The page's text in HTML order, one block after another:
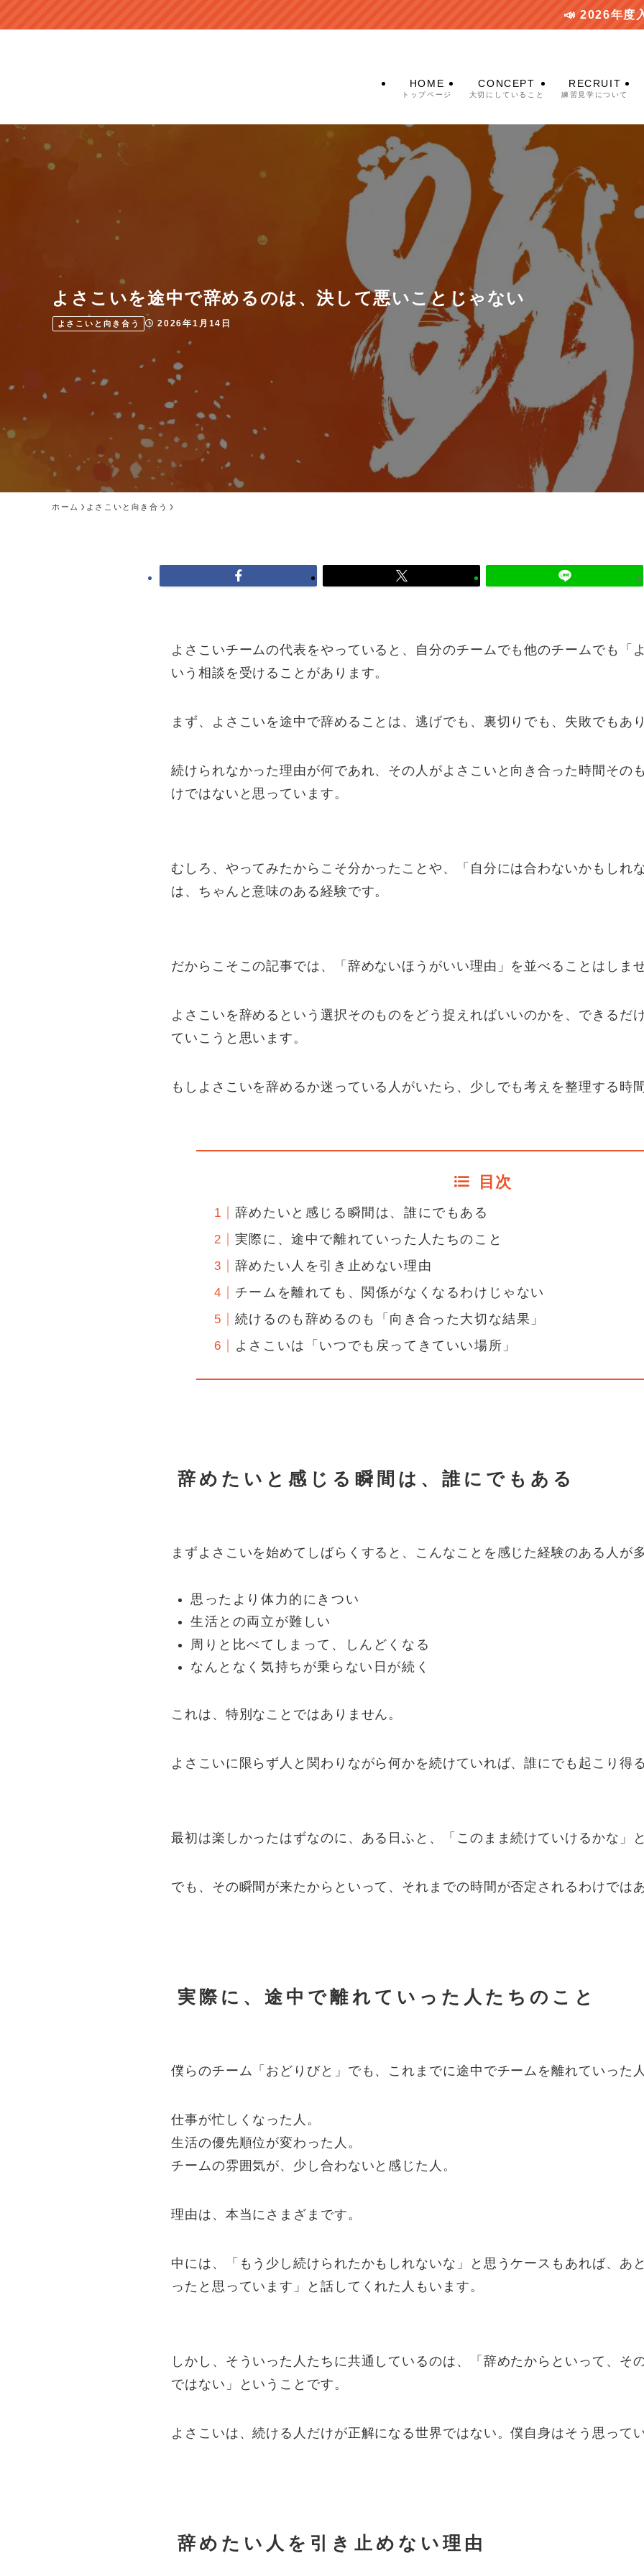
📣 2026年度入会説明会 募集
HOME
トップページ
CONCEPT
大切にしていること
RECRUIT
練習見学について
よさこいを途中で辞めるのは、決して悪いことじゃない
よさこいと向き合う 2026年1月14日
ホーム よさこいと向き合う
よさこいチームの代表をやっていると、自分のチームでも他のチームでも「
いう相談を受けることがあります。
まず、よさこいを途中で辞めることは、逃げでも、裏切りでも、失敗でもあり
続けられなかった理由が何であれ、その人がよさこいと向き合った時間その
けではないと思っています。
むしろ、やってみたからこそ分かったことや、「自分には合わないかもしれ
は、ちゃんと意味のある経験です。
だからこそこの記事では、「辞めないほうがいい理由」を並べることはしませ
よさこいを辞めるという選択そのものをどう捉えればいいのかを、できるだ
ていこうと思います。
もしよさこいを辞めるか迷っている人がいたら、少しでも考えを整理する時
目次
辞めたいと感じる瞬間は、誰にでもある
実際に、途中で離れていった人たちのこと
辞めたい人を引き止めない理由
チームを離れても、関係がなくなるわけじゃない
続けるのも辞めるのも「向き合った大切な結果」
よさこいは「いつでも戻ってきていい場所」
辞めたいと感じる瞬間は、誰にでもある
まずよさこいを始めてしばらくすると、こんなことを感じた経験のある人が
思ったより体力的にきつい
生活との両立が難しい
周りと比べてしまって、しんどくなる
なんとなく気持ちが乗らない日が続く
これは、特別なことではありません。
よさこいに限らず人と関わりながら何かを続けていれば、誰にでも起こり得
最初は楽しかったはずなのに、ある日ふと、「このまま続けていけるかな」
でも、その瞬間が来たからといって、それまでの時間が否定されるわけでは
実際に、途中で離れていった人たちのこと
僕らのチーム「おどりびと」でも、これまでに途中でチームを離れていった
仕事が忙しくなった人。
生活の優先順位が変わった人。
チームの雰囲気が、少し合わないと感じた人。
理由は、本当にさまざまです。
中には、「もう少し続けられたかもしれないな」と思うケースもあれば、あ
ったと思っています」と話してくれた人もいます。
しかし、そういった人たちに共通しているのは、「辞めたからといって、そ
ではない」ということです。
よさこいは、続ける人だけが正解になる世界ではない。僕自身はそう思ってい
辞めたい人を引き止めない理由